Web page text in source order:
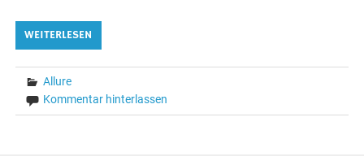
WEITERLESEN
Allure
Kommentar hinterlassen